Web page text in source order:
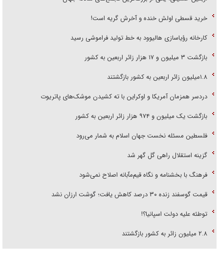
خرید قسطی اولش خنده و آخرش گریه است!
کارخانه رؤیاسازی هالیوود به خط تولید فراموشی رسید
بازگشت ۳ میلیون و ۱۷ هزار زائر اربعین به کشور
۱.۸میلیون زائر اربعین به کشور بازگشتند
دردسر همزمان آمریکا و اوکراین با ته کشیدن موشک‌های پاتریوت
بازگشت یک میلیون و ۹۷۴ هزار زائر اربعین به کشور
فلسطین مسئله نخست جهان اسلام به شمار می‌رود
گزینه استقلال راهی گل گهر شد
فرهنگ با بخشنامه و نگاه قیم‌مآبانه اصلاح نمی‌شود
قیمت گوسفند زنده ۳۰ درصد کاهش یافت؛ گوشت ارزان نشد
توطئه علیه دولت اسپانیا؟!
۲.۸ میلیون زائر به کشور بازگشتند